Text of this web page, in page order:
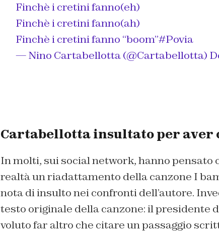
Finchè i cretini fanno(eh)
Finchè i cretini fanno(ah)
Finchè i cretini fanno “boom”#Povia
— Nino Cartabellotta (@Cartabellotta)
Cartabellotta insultato per aver
In molti, sui social network, hanno pensato
realtà un riadattamento della canzone I
nota di insulto nei confronti dell’autore.
testo originale della canzone: il presidente
voluto far altro che citare un passaggio